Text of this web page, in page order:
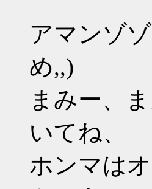
アマンゾ
め,,)
まみー、
いてね、
ホンマは